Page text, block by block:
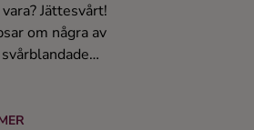
Jättesvårt!
om några av